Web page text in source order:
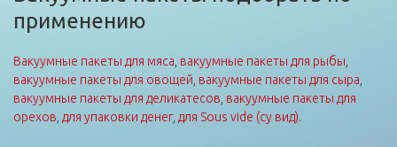
применению
Вакуумные пакеты для мяса вакуумные пакеты для рыбы
вакуумные пакеты для овощей вакуумные пакеты для сыра
вакуумные пакеты для деликатесов вакуумные пакеты для
орехов для упаковки денег, для Sous vide (су вид).